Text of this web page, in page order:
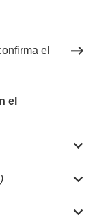
el
el


